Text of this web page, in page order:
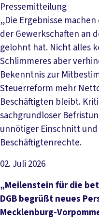
Pressemitteilung
„Die Ergebnisse
der Gewerkschaften an
gelohnt hat. Nicht alles
Schlimmeres aber
Bekenntnis zur
Steuerreform mehr
Beschäftigten bleibt.
sachgrundloser
unnötiger Einschnitt
Beschäftigtenrechte.
02. Juli 2026
Artikel lesen
„Meilenstein für die
DGB begrüßt neues
Mecklenburg-